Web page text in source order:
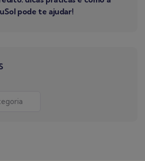
pode te ajudar!